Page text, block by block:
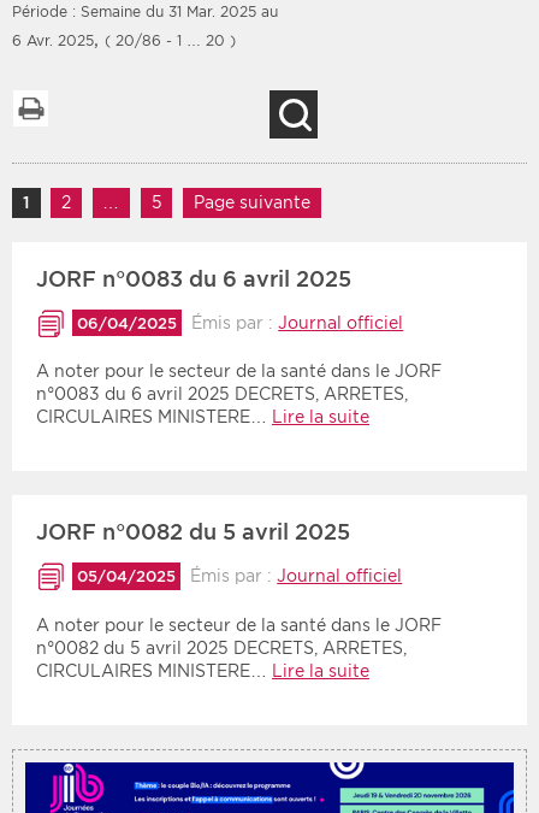
prochains jours
Communiqués des 10
derniers jours
Rendez-vous
Les deux
Secteur
Protection sociale
Zone géographique
Choisir une zone
Période
Choisir une date de débutChoisir une date de fin
Tri
Chronologique
Inversé
Période : Semaine du 31 Mar. 2025 au
6 Avr. 2025, ( 20/86 - 1 … 20 )
Navigation des articles
Page
1 Page
2 Page
5 Page suivante
JORF n°0083 du 6 avril 2025
06/04/2025 Émis par :Journal officiel
A noter pour le secteur de la santé dans le JORF
n°0083 du 6 avril 2025 DECRETS, ARRETES,
CIRCULAIRES MINISTERE… Lire la suite
JORF n°0082 du 5 avril 2025
05/04/2025 Émis par :Journal officiel
A noter pour le secteur de la santé dans le JORF
n°0082 du 5 avril 2025 DECRETS, ARRETES,
CIRCULAIRES MINISTERE… Lire la suite